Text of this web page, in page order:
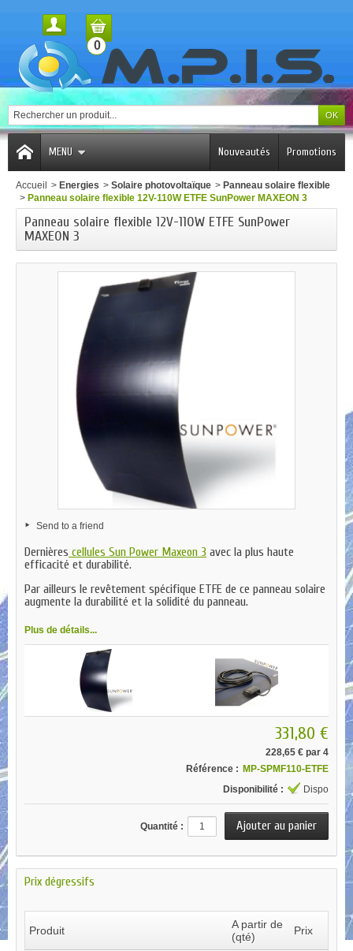
0
MENU Promotions
Nouveautés
Accueil > Energies > Solaire photovoltaïque > Panneau solaire flexible
> Panneau solaire flexible 12V-110W ETFE SunPower MAXEON 3
Panneau solaire flexible 12V-110W ETFE SunPower
MAXEON 3
Send to a friend
Dernières cellules Sun Power Maxeon 3 avec la plus haute
efficacité et durabilité.
Par ailleurs le revêtement spécifique ETFE de ce panneau solaire
augmente la durabilité et la solidité du panneau.
Plus de détails...
331,80 €
228,65 € par 4
Référence : MP-SPMF110-ETFE
Disponibilité :
Dispo
Quantité :
Prix dégressifs
Produit
A partir de
(qté)
Prix